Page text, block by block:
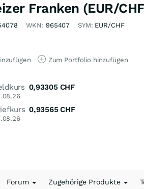
Franken (EUR/
WKN: 965407 SYM: EUR/CHF
Zum Portfolio hinzufügen
0,93305 CHF
0,93565 CHF
Forum Zugehörige Produkte